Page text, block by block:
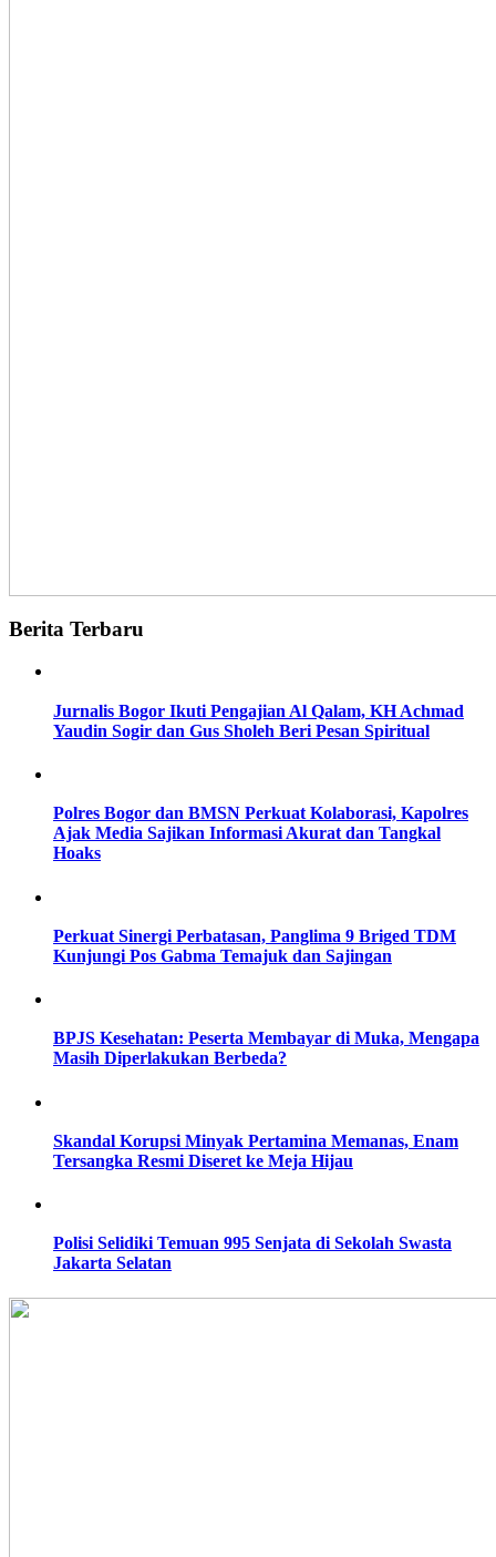
Berita Terbaru
Jurnalis Bogor Ikuti Pengajian Al Qalam, KH Achmad
Yaudin Sogir dan Gus Sholeh Beri Pesan Spiritual
Polres Bogor dan BMSN Perkuat Kolaborasi, Kapolres
Ajak Media Sajikan Informasi Akurat dan Tangkal
Hoaks
Perkuat Sinergi Perbatasan, Panglima 9 Briged TDM
Kunjungi Pos Gabma Temajuk dan Sajingan
BPJS Kesehatan: Peserta Membayar di Muka, Mengapa
Masih Diperlakukan Berbeda?
Skandal Korupsi Minyak Pertamina Memanas, Enam
Tersangka Resmi Diseret ke Meja Hijau
Polisi Selidiki Temuan 995 Senjata di Sekolah Swasta
Jakarta Selatan